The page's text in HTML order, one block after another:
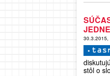
30.3.2015,
stôl o